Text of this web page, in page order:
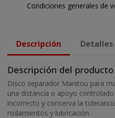
Condiciones generales de
Descripción
Descripción del producto
Disco separador Manitou para
una distancia o apoyo
incorrecto y conserva la
rodamientos y lubricación.